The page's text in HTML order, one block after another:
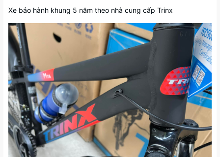
Xe bảo hành khung 5 năm theo nhà cung cấp Trinx